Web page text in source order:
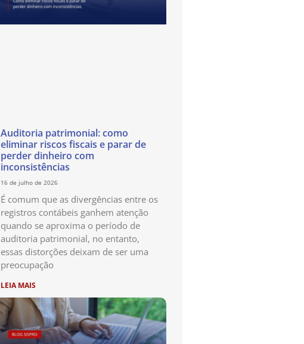
Auditoria patrimonial: como
eliminar riscos fiscais e parar de
perder dinheiro com
inconsistências
16 de julho de 2026
É comum que as divergências entre os
registros contábeis ganhem atenção
quando se aproxima o período de
auditoria patrimonial, no entanto,
essas distorções deixam de ser uma
preocupação
LEIA MAIS